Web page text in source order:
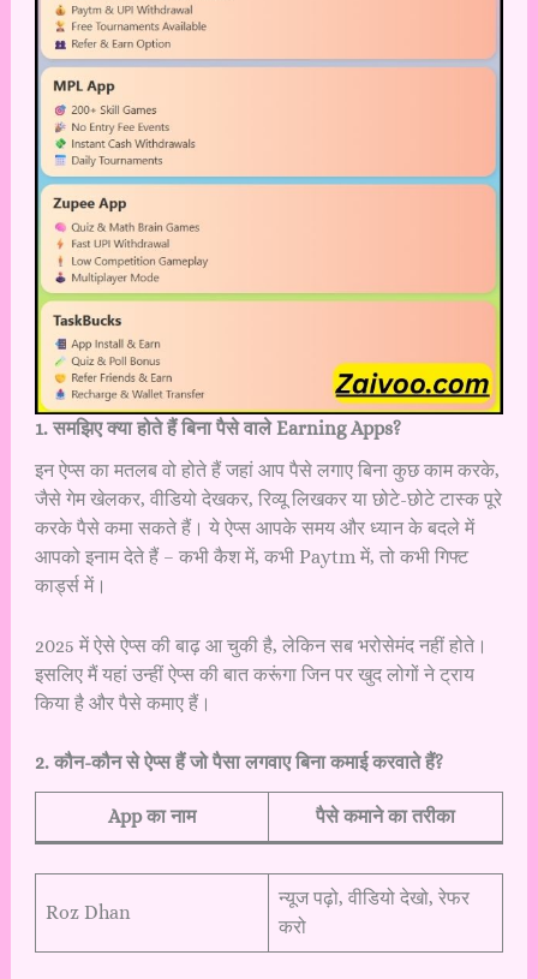
1. समझिए क्या होते हैं बिना पैसे वाले Earning Apps?
इन ऐप्स का मतलब वो होते हैं जहां आप पैसे लगाए बिना कुछ काम करके,
जैसे गेम खेलकर, वीडियो देखकर, रिव्यू लिखकर या छोटे-छोटे टास्क पूरे
करके पैसे कमा सकते हैं। ये ऐप्स आपके समय और ध्यान के बदले में
आपको इनाम देते हैं – कभी कैश में, कभी Paytm में, तो कभी गिफ्ट
कार्ड्स में।
2025 में ऐसे ऐप्स की बाढ़ आ चुकी है, लेकिन सब भरोसेमंद नहीं होते।
इसलिए मैं यहां उन्हीं ऐप्स की बात करूंगा जिन पर खुद लोगों ने ट्राय
किया है और पैसे कमाए हैं।
2. कौन-कौन से ऐप्स हैं जो पैसा लगवाए बिना कमाई करवाते हैं?
App का नाम पैसे कमाने का तरीका
Roz Dhan
न्यूज पढ़ो, वीडियो देखो, रेफर
करो